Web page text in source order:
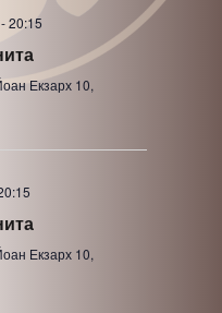
-20:15
Екзарх 10,
Екзарх 10,